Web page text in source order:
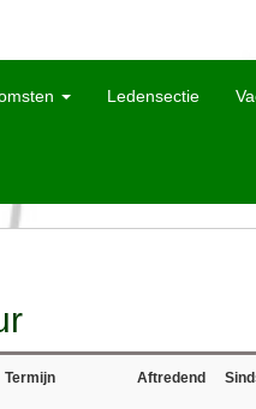
Ledensectie
Termijn Aftredend